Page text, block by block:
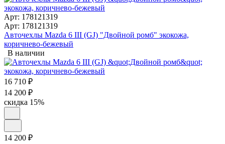
Арт: 178121319
Арт: 178121319
Авточехлы Mazda 6 III (GJ) "Двойной ромб" экокожа,
коричнево-бежевый
В наличии
16 710 ₽
14 200 ₽
скидка 15%
14 200 ₽